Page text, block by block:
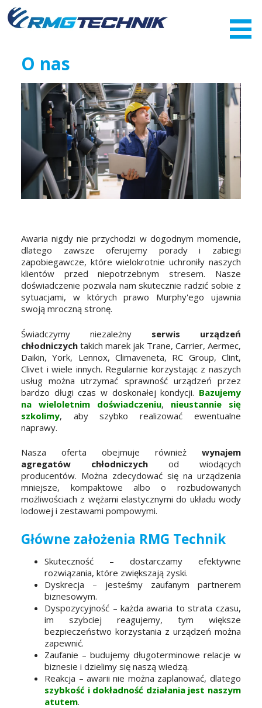
Przejdź
do
zawartości
O nas
Awaria nigdy nie przychodzi w dogodnym momencie,
dlatego zawsze oferujemy porady i zabiegi
zapobiegawcze, które wielokrotnie uchroniły naszych
klientów przed niepotrzebnym stresem. Nasze
doświadczenie pozwala nam skutecznie radzić sobie z
sytuacjami, w których prawo Murphy'ego ujawnia
swoją mroczną stronę.
Świadczymy niezależny serwis urządzeń
chłodniczych takich marek jak Trane, Carrier, Aermec,
Daikin, York, Lennox, Climaveneta, RC Group, Clint,
Clivet i wiele innych. Regularnie korzystając z naszych
usług można utrzymać sprawność urządzeń przez
bardzo długi czas w doskonałej kondycji. Bazujemy
na wieloletnim doświadczeniu, nieustannie się
szkolimy, aby szybko realizować ewentualne
naprawy.
Nasza oferta obejmuje również wynajem
agregatów chłodniczych od wiodących
producentów. Można zdecydować się na urządzenia
mniejsze, kompaktowe albo o rozbudowanych
możliwościach z wężami elastycznymi do układu wody
lodowej i zestawami pompowymi.
Główne założenia RMG Technik
Skuteczność – dostarczamy efektywne
rozwiązania, które zwiększają zyski.
Dyskrecja – jesteśmy zaufanym partnerem
biznesowym.
Dyspozycyjność – każda awaria to strata czasu,
im szybciej reagujemy, tym większe
bezpieczeństwo korzystania z urządzeń można
zapewnić.
Zaufanie – budujemy długoterminowe relacje w
biznesie i dzielimy się naszą wiedzą.
Reakcja – awarii nie można zaplanować, dlatego
szybkość i dokładność działania jest naszym
atutem.